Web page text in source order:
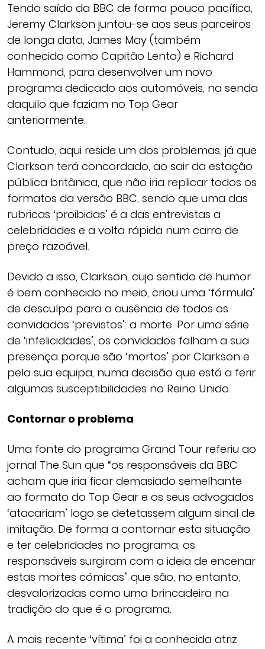
Tendo saído da BBC de forma pouco pacífica,
Jeremy Clarkson juntou-se aos seus parceiros
de longa data, James May (também
conhecido como Capitão Lento) e Richard
Hammond, para desenvolver um novo
programa dedicado aos automóveis, na senda
daquilo que faziam no Top Gear
anteriormente.
Contudo, aqui reside um dos problemas, já que
Clarkson terá concordado, ao sair da estação
pública britânica, que não iria replicar todos os
formatos da versão BBC, sendo que uma das
rubricas ‘proibidas’ é a das entrevistas a
celebridades e a volta rápida num carro de
preço razoável.
Devido a isso, Clarkson, cujo sentido de humor
é bem conhecido no meio, criou uma ‘fórmula’
de desculpa para a ausência de todos os
convidados ‘previstos’: a morte. Por uma série
de ‘infelicidades’, os convidados falham a sua
presença porque são ‘mortos’ por Clarkson e
pela sua equipa, numa decisão que está a ferir
algumas susceptibilidades no Reino Unido.
Contornar o problema
Uma fonte do programa Grand Tour referiu ao
jornal The Sun que “os responsáveis da BBC
acham que iria ficar demasiado semelhante
ao formato do Top Gear e os seus advogados
‘atacariam’ logo se detetassem algum sinal de
imitação. De forma a contornar esta situação
e ter celebridades no programa, os
responsáveis surgiram com a ideia de encenar
estas mortes cómicas” que são, no entanto,
desvalorizadas como uma brincadeira na
tradição do que é o programa.
A mais recente ‘vítima’ foi a conhecida atriz